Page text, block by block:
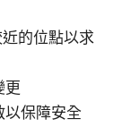
的位點以求
更
保障安全